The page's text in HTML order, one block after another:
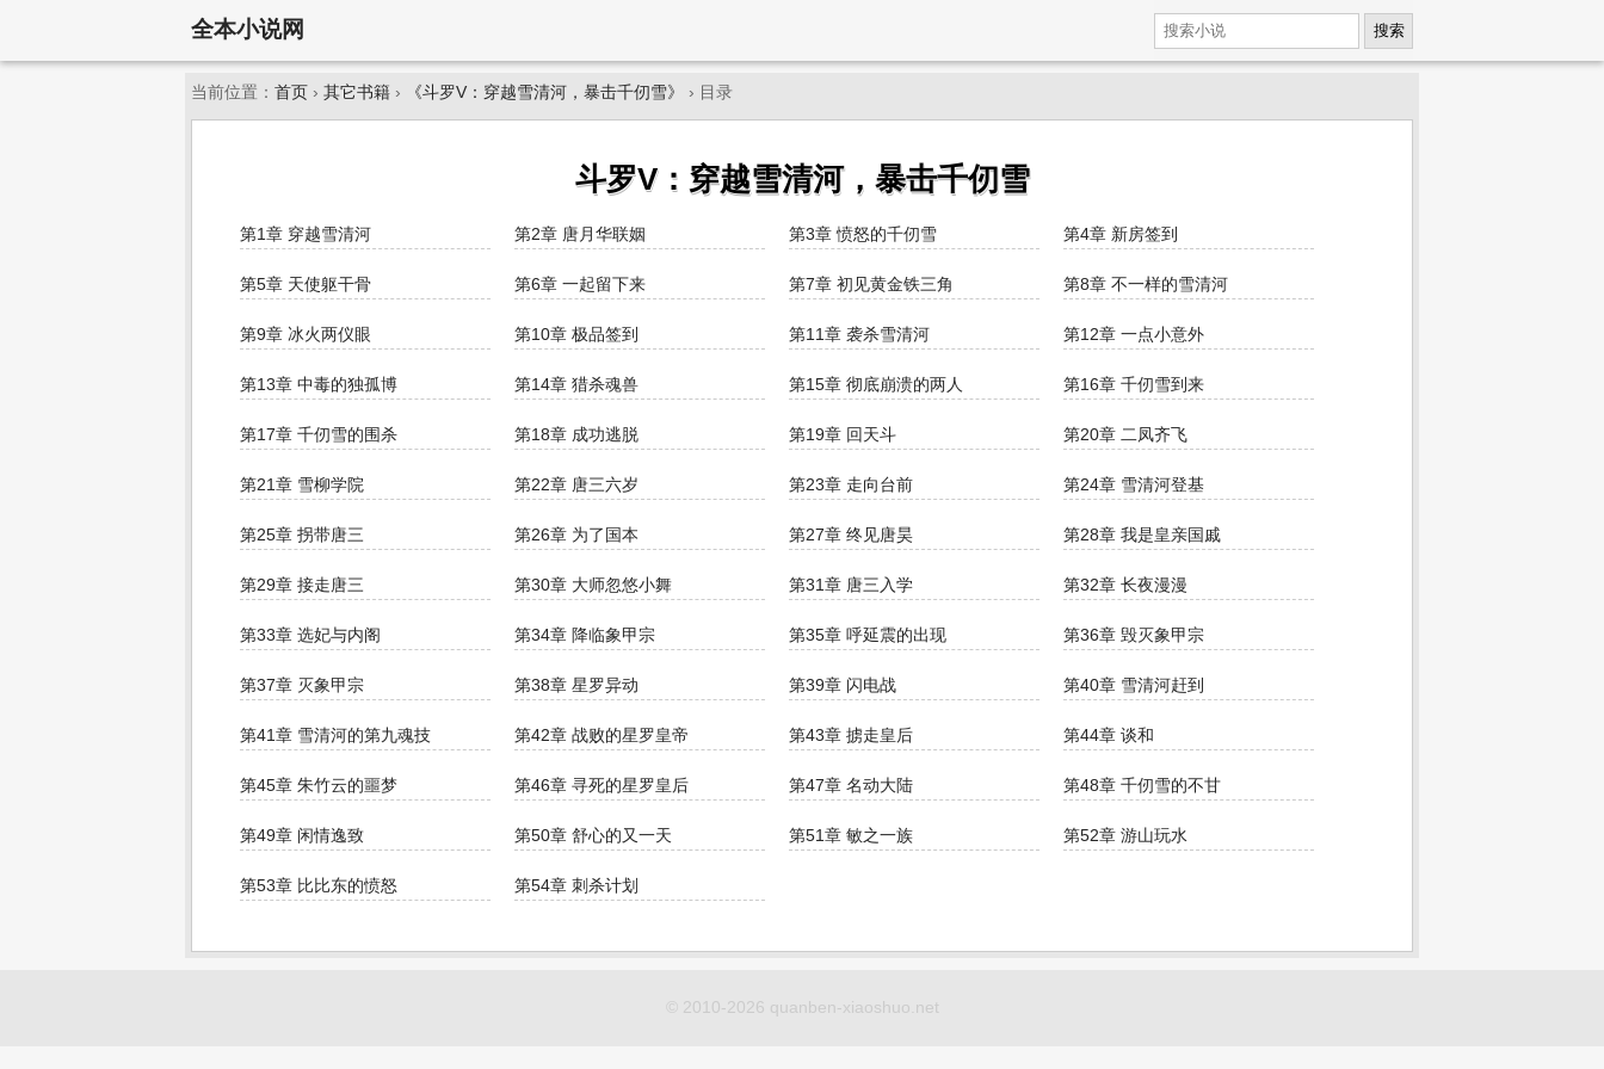
全本小说网 搜索
当前位置： 首页 › 其它书籍 › 《斗罗V：穿越雪清河，暴击千仞雪》 › 目录
斗罗V：穿越雪清河，暴击千仞雪
第1章 穿越雪清河 第2章 唐月华联姻 第3章 愤怒的千仞雪 第4章 新房签到
第5章 天使躯干骨 第6章 一起留下来 第7章 初见黄金铁三角 第8章 不一样的雪清河
第9章 冰火两仪眼 第10章 极品签到 第11章 袭杀雪清河 第12章 一点小意外
第13章 中毒的独孤博 第14章 猎杀魂兽 第15章 彻底崩溃的两人 第16章 千仞雪到来
第17章 千仞雪的围杀 第18章 成功逃脱 第19章 回天斗 第20章 二凤齐飞
第21章 雪柳学院 第22章 唐三六岁 第23章 走向台前 第24章 雪清河登基
第25章 拐带唐三 第26章 为了国本 第27章 终见唐昊 第28章 我是皇亲国戚
第29章 接走唐三 第30章 大师忽悠小舞 第31章 唐三入学 第32章 长夜漫漫
第33章 选妃与内阁 第34章 降临象甲宗 第35章 呼延震的出现 第36章 毁灭象甲宗
第37章 灭象甲宗 第38章 星罗异动 第39章 闪电战 第40章 雪清河赶到
第41章 雪清河的第九魂技 第42章 战败的星罗皇帝 第43章 掳走皇后 第44章 谈和
第45章 朱竹云的噩梦 第46章 寻死的星罗皇后 第47章 名动大陆 第48章 千仞雪的不甘
第49章 闲情逸致 第50章 舒心的又一天 第51章 敏之一族 第52章 游山玩水
第53章 比比东的愤怒 第54章 刺杀计划
© 2010-2026 quanben-xiaoshuo.net